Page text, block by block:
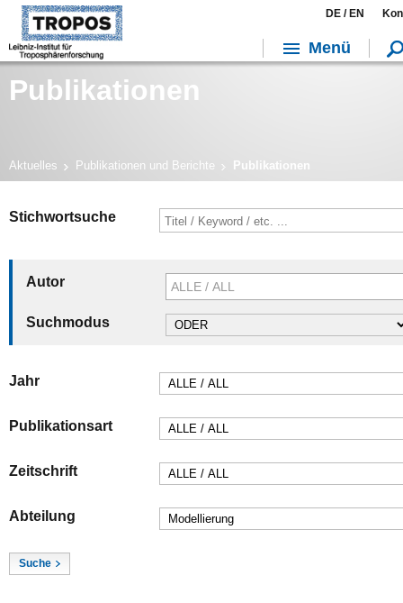
Publikationen
Aktuelles Publikationen und Berichte Publikationen
Stichwortsuche
Autor
Suchmodus
Jahr
Publikationsart
Zeitschrift
Abteilung
DE /EN
Menü